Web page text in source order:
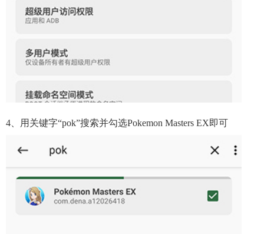
4、用关键字“pok”搜索并勾选Pokemon Masters EX即可